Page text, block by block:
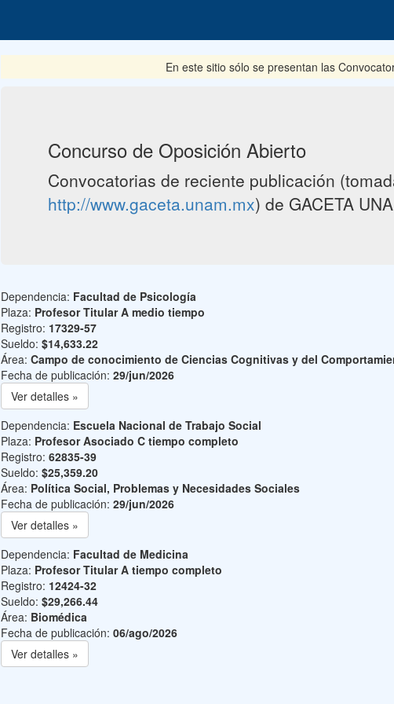
En este sitio sólo se presentan las
Concurso de Oposición Abierto
Convocatorias de reciente publicación
http://www.gaceta.unam.mx) de GACETA
Dependencia: Facultad de Psicología
Plaza: Profesor Titular A medio tiempo
Registro: 17329-57
Sueldo: $14,633.22
Área: Campo de conocimiento de Ciencias Cognitivas y del
Fecha de publicación: 29/jun/2026
Ver detalles »
Dependencia: Escuela Nacional de Trabajo Social
Plaza: Profesor Asociado C tiempo completo
Registro: 62835-39
Sueldo: $25,359.20
Área: Política Social, Problemas y Necesidades Sociales
Fecha de publicación: 29/jun/2026
Ver detalles »
Dependencia: Facultad de Medicina
Plaza: Profesor Titular A tiempo completo
Registro: 12424-32
Sueldo: $29,266.44
Área: Biomédica
Fecha de publicación: 06/ago/2026
Ver detalles »